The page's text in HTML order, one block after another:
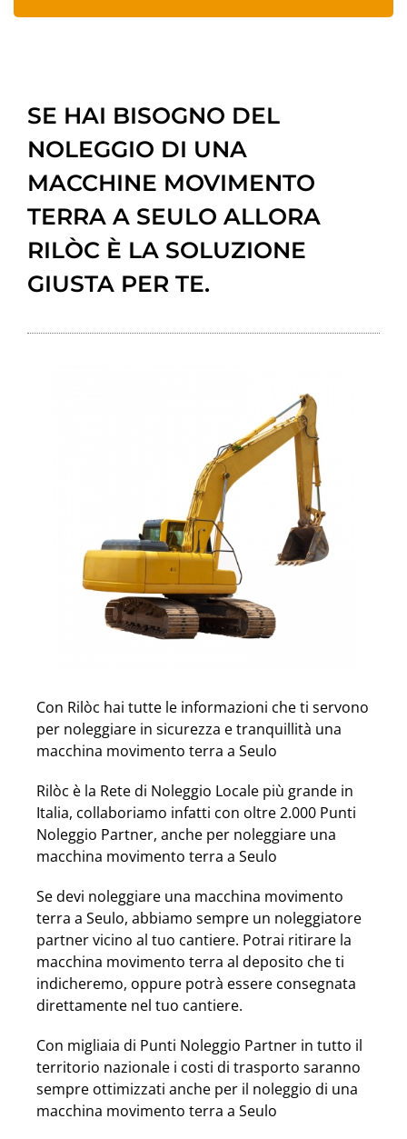
SE HAI BISOGNO DEL
NOLEGGIO DI UNA
MACCHINE MOVIMENTO
TERRA A SEULO ALLORA
RILÒC È LA SOLUZIONE
GIUSTA PER TE.
Con Rilòc hai tutte le informazioni che ti servono
per noleggiare in sicurezza e tranquillità una
macchina movimento terra a Seulo
Rilòc è la Rete di Noleggio Locale più grande in
Italia, collaboriamo infatti con oltre 2.000 Punti
Noleggio Partner, anche per noleggiare una
macchina movimento terra a Seulo
Se devi noleggiare una macchina movimento
terra a Seulo, abbiamo sempre un noleggiatore
partner vicino al tuo cantiere. Potrai ritirare la
macchina movimento terra al deposito che ti
indicheremo, oppure potrà essere consegnata
direttamente nel tuo cantiere.
Con migliaia di Punti Noleggio Partner in tutto il
territorio nazionale i costi di trasporto saranno
sempre ottimizzati anche per il noleggio di una
macchina movimento terra a Seulo